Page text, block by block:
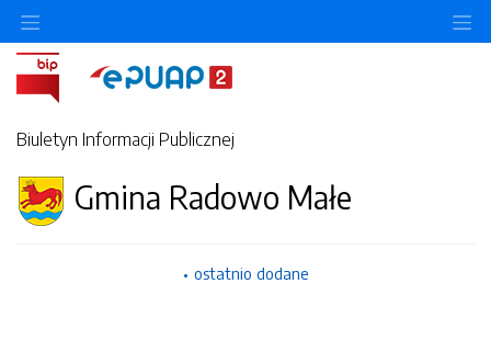
Biuletyn Informacji Publicznej
Gmina Radowo Małe
ostatnio dodane